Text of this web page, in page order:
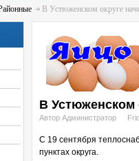
В Устюженском округе
В Устюженском
Автор Администратор
С 19 сентября
пунктах округа.